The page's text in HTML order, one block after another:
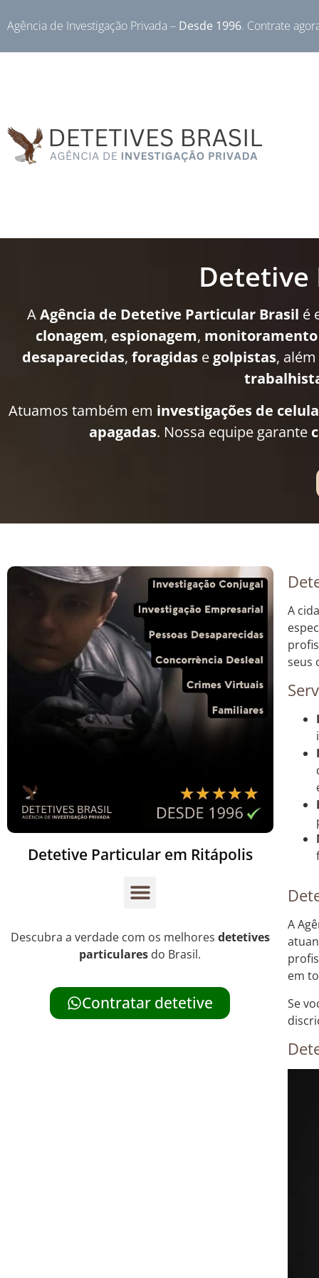
Agência de Investigação Privada – Desde 1996. Contrate
Detetive
AAgência de Detetive Particular Brasil é
clonagem, espionagem, monitoramento
desaparecidas, foragidas e golpistas,
Atuamos também em investigações de
apagadas. Nossa equipe garante
Detetive Particular em Ritápolis
Descubra a verdade com os melhores detetives
particulares do Brasil.
Contratar detetive
A
seus
A
em
Se